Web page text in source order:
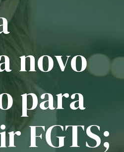
novo
para
FGTS;